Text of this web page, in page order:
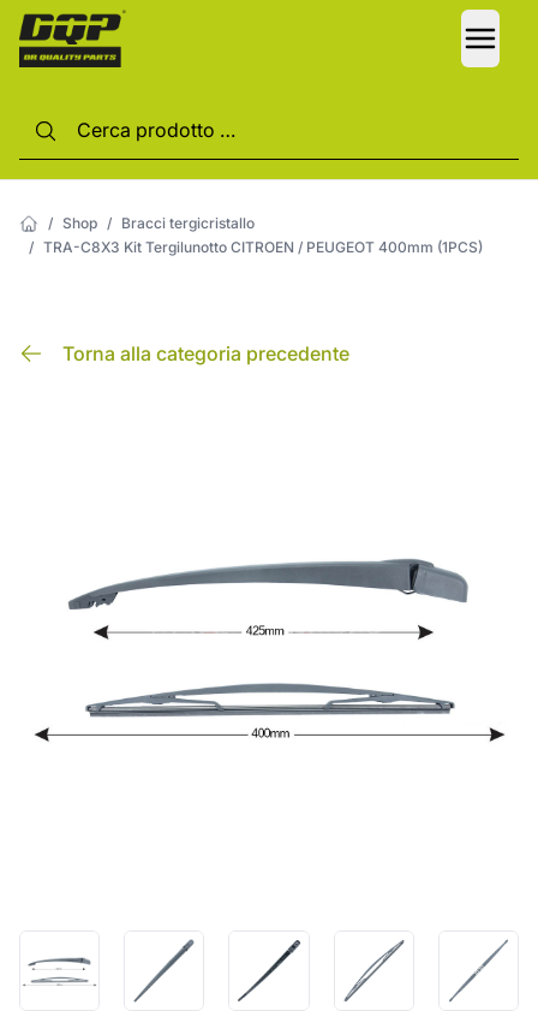
/ Shop / Bracci tergicristallo
/ TRA-C8X3 Kit Tergilunotto CITROEN / PEUGEOT 400mm (1PCS)
Torna alla categoria precedente